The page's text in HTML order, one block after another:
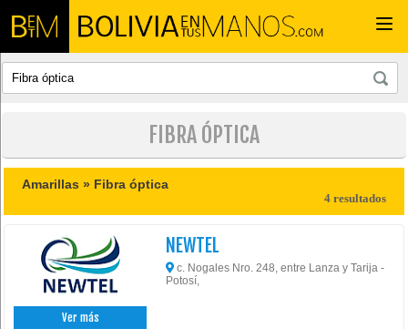
FIBRA ÓPTICA
Amarillas » Fibra óptica
4 resultados
Ver más
NEWTEL
c. Nogales Nro. 248, entre Lanza y Tarija -
Potosí,